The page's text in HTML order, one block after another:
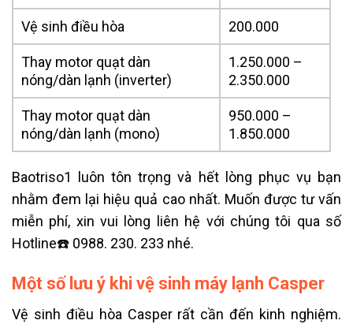
Vệ sinh điều hòa 200.000
Thay motor quạt dàn
nóng/dàn lạnh (inverter)
1.250.000 –
2.350.000
Thay motor quạt dàn
nóng/dàn lạnh (mono)
950.000 –
1.850.000
Baotriso1 luôn tôn trọng và hết lòng phục vụ bạn
nhằm đem lại hiệu quả cao nhất. Muốn được tư vấn
miễn phí, xin vui lòng liên hệ với chúng tôi qua số
Hotline☎️ 0988. 230. 233 nhé.
Một số lưu ý khi vệ sinh máy lạnh Casper
Vệ sinh điều hòa Casper rất cần đến kinh nghiệm.